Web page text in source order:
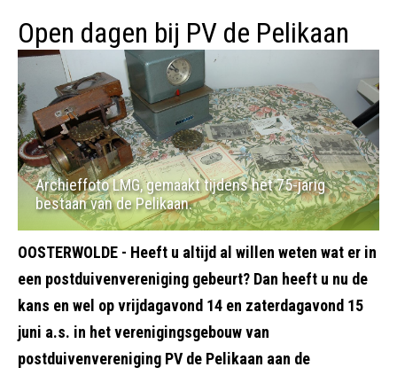
Open dagen bij PV de Pelikaan
Archieffoto LMG, gemaakt tijdens het 75-jarig
bestaan van de Pelikaan.
OOSTERWOLDE - Heeft u altijd al willen weten wat er in
een postduivenvereniging gebeurt? Dan heeft u nu de
kans en wel op vrijdagavond 14 en zaterdagavond 15
juni a.s. in het verenigingsgebouw van
postduivenvereniging PV de Pelikaan aan de